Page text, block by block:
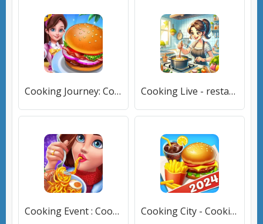
Cooking Journey: Cooking Games (Кукинг Джерни) [МОД Mega Pack] APK Android Cooking Live - restaurant game (Кукинг Лайв) [МОД Mega Pack] APK Android
Cooking Event : Cooking Games (Кукинг Ивент) [МОД Все открыто] APK Android Cooking City - Cooking Games (Кукинг Сити) [МОД Premium] APK Android